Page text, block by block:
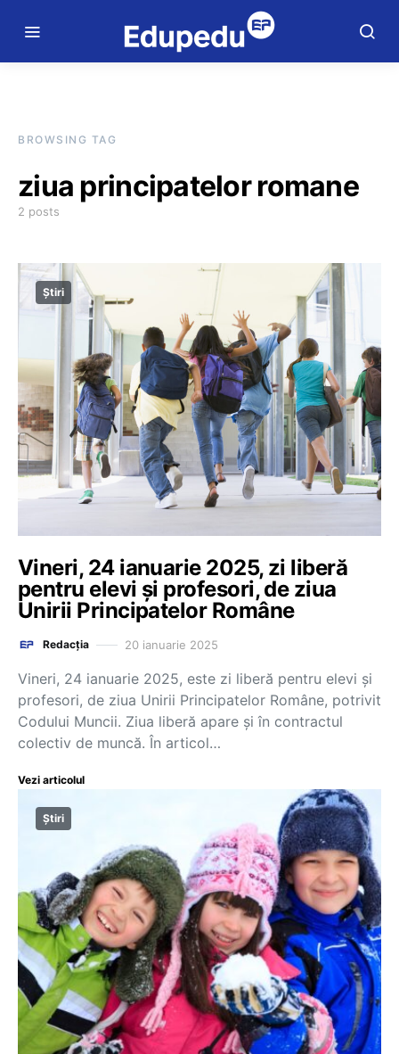
BROWSING TAG
ziua principatelor romane
2 posts
Știri
Vineri, 24 ianuarie 2025, zi liberă
pentru elevi și profesori, de ziua
Unirii Principatelor Române
Redacția 20 ianuarie 2025
Vineri, 24 ianuarie 2025, este zi liberă pentru elevi și
profesori, de ziua Unirii Principatelor Române, potrivit
Codului Muncii. Ziua liberă apare și în contractul
colectiv de muncă. În articol…
Vezi articolul
Știri